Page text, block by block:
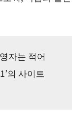
자는 적어
의 사이트